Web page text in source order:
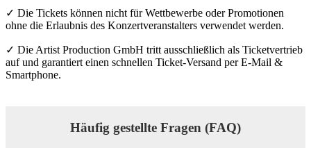
✓ Die Tickets können nicht für Wettbewerbe oder Promotionen
ohne die Erlaubnis des Konzertveranstalters verwendet werden.
✓ Die Artist Production GmbH tritt ausschließlich als Ticketvertrieb
auf und garantiert einen schnellen Ticket‑Versand per E‑Mail &
Smartphone.
Häufig gestellte Fragen (FAQ)